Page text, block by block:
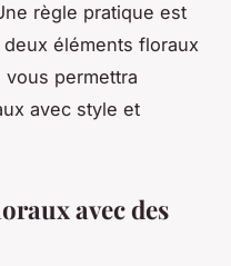
règle pratique est
éléments floraux
permettra
avec style et
avec des